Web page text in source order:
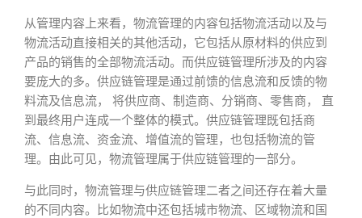
从管理内容上来看，物流管理的内容包括物流活动以及与
物流活动直接相关的其他活动，它包括从原材料的供应到
产品的销售的全部物流活动。而供应链管理所涉及的内容
要庞大的多。供应链管理是通过前馈的信息流和反馈的物
料流及信息流， 将供应商、制造商、分销商、零售商， 直
到最终用户连成一个整体的模式。供应链管理既包括商
流、信息流、资金流、增值流的管理，也包括物流的管
理。由此可见，物流管理属于供应链管理的一部分。
与此同时，物流管理与供应链管理二者之间还存在着大量
的不同内容。比如物流中还包括城市物流、区域物流和国